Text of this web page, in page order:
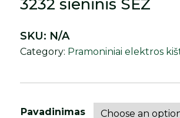
3232 sieninis SEZ
Pavadinimas
SKU: N/A
Category: Pramoniniai elektros